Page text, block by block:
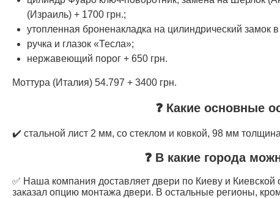
(Израиль) + 1700 грн.;
утопленная броненакладка на цилиндрический замок
ручка и глазок «Тесла»;
нержавеющий порог + 650 грн.
Моттура (Италия) 54.797 + 3400 грн.
❓ Какие основные
✔️ стальной лист 2 мм, со стеклом и ковкой, 98 мм
❓ В какие города
✅ Наша компания доставляет двери по Киеву и Киевской
заказал опцию монтажа двери. В остальные регионы,